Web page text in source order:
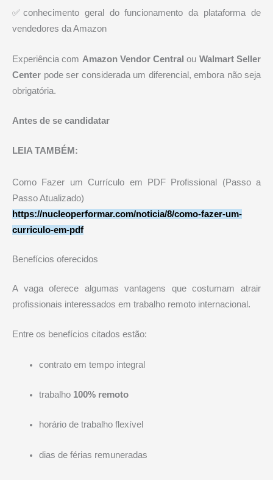
✅conhecimento geral do funcionamento da plataforma de
vendedores da Amazon
Experiência com Amazon Vendor Central ou Walmart Seller
Center pode ser considerada um diferencial, embora não seja
obrigatória.
Antes de se candidatar
LEIA TAMBÉM:
Como Fazer um Currículo em PDF Profissional (Passo a
Passo Atualizado)
https://nucleoperformar.com/noticia/8/como-fazer-um-
curriculo-em-pdf
Benefícios oferecidos
A vaga oferece algumas vantagens que costumam atrair
profissionais interessados em trabalho remoto internacional.
Entre os benefícios citados estão:
contrato em tempo integral
trabalho 100% remoto
horário de trabalho flexível
dias de férias remuneradas